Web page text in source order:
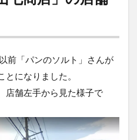
前「パンのソルト」さんが
になりました。
店舗左手から見た様子で